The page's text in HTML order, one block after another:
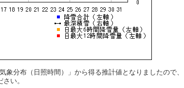
象分布（日照時間）」から得る推計値となりましたので
い。